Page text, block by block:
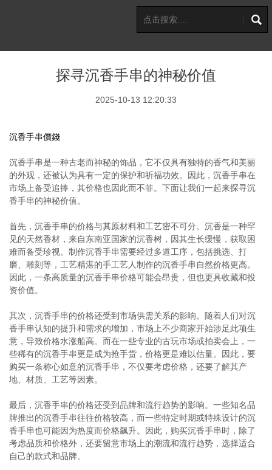
探寻沉香手串的神秘价值
2025-10-13 12:20:33
沉香手串價錢
沉香手串是一种古老而神秘的饰品，它不仅具有独特的香气和美丽
的外观，还被认为具有一定的保护和祈福功效。因此，沉香手串在
市场上备受追捧，其价格也因此而不菲。下面让我们一起来探寻沉
香手串的神秘价值。
首先，沉香手串的价格与其原材料和工艺密不可分。沉香是一种罕
见的天然香材，来自东南亚国家的沉香树，因其生长缓慢，获取困
难而备受珍视。制作沉香手串需要经过多道工序，包括挑选、打
磨、雕刻等，工艺精湛的手工艺人制作的沉香手串自然价格更高。
因此，一条高质量的沉香手串价格可能会昂贵，但也更具收藏和投
资价值。
其次，沉香手串的价格还受到市场供需关系的影响。随着人们对沉
香手串认知的提升和需求的增加，市场上不少商家开始涉足此项生
意，导致价格水涨船高。而在一些专业的古玩市场或拍卖会上，一
些稀有的沉香手串更是成为抢手货，价格更是难以估量。因此，要
购买一条称心如意的沉香手串，不仅要考虑价格，还要了解其产
地、材质、工艺等因素。
最后，沉香手串的价格还受到品牌和流行趋势的影响。一些知名品
牌推出的沉香手串往往价格较高，而一些特定时期或特殊设计的沉
香手串也可能因为热度而价格飙升。因此，购买沉香手串时，除了
考虑品质和价格外，还要留意市场上的潮流和流行趋势，选择适合
自己的款式和品牌。